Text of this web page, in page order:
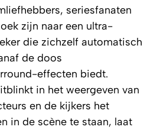
seriesfanaten
zijn naar een ultra-
die zichzelf automatisch
de doos
effecten biedt.
in het weergeven van
en de kijkers het
in de scène te staan, laat